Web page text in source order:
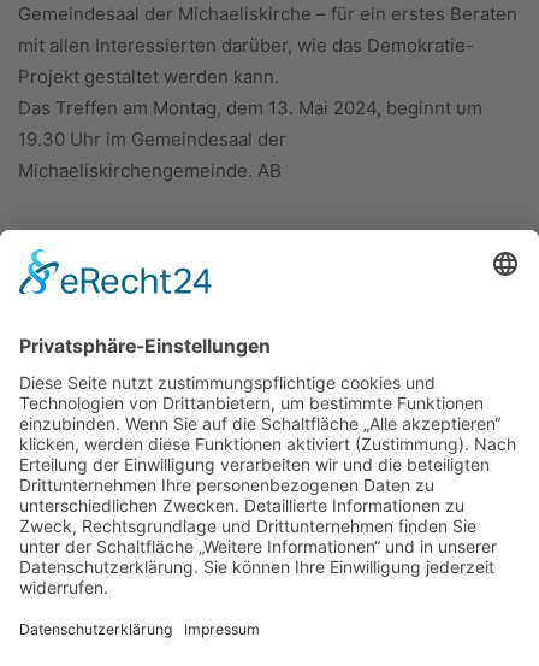
Gemeindesaal der Michaeliskirche – für ein erstes Beraten
mit allen Interessierten darüber, wie das Demokratie-
Projekt gestaltet werden kann.
Das Treffen am Montag, dem 13. Mai 2024, beginnt um
19.30 Uhr im Gemeindesaal der
Michaeliskirchengemeinde. AB
ÜBER UNS
KIEL LOKAL
Carsten Frahm Verlag, Inhaber Carsten Frahm
24113 Kiel